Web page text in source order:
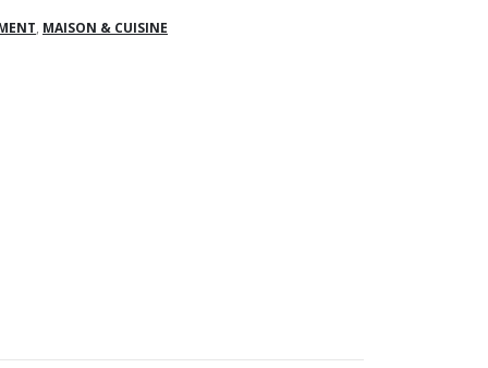
, MAISON & CUISINE